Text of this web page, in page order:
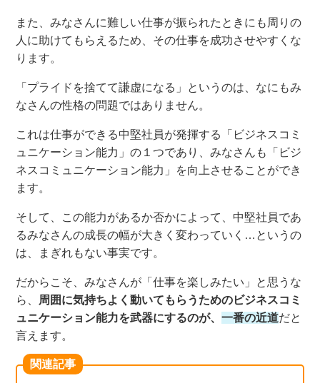
また、みなさんに難しい仕事が振られたときにも 周りの
人に助けてもらえるため、 その仕事を成功させやす くな
ります。
「 プライドを捨てて謙虚になる 」 というのは 、なにもみ
なさんの性格の問題ではありません。
これは仕事ができる中堅社員が発揮する「ビジネスコミ
ュニケーション能力」の１つであり、みなさんも
「ビジ
ネスコミュニケーション能力」を向上させることができ
ます。
そして、この能力があるか否かによって、中堅社員であ
るみなさんの成長の幅が大きく変わっていく …というの
は 、まぎれもない事実です。
だからこそ、みなさんが「仕事を楽しみたい」 と思うな
ら、 周囲に気持ちよく動いてもら うためのビジネスコミ
ュニケーション能力を武器にするのが、一番の近道だと
言えます。
関連記事